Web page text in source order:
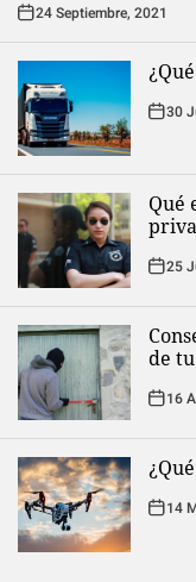
24 Septiembre, 2021
30
Qué
25
de
16
14